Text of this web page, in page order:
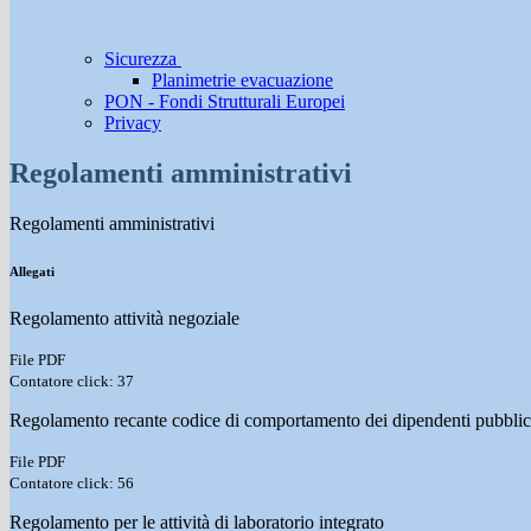
Sicurezza
Planimetrie evacuazione
PON - Fondi Strutturali Europei
Privacy
Regolamenti amministrativi
Regolamenti amministrativi
Allegati
Regolamento attività negoziale
File PDF
Contatore click: 37
Regolamento recante codice di comportamento dei dipendenti
File PDF
Contatore click: 56
Regolamento per le attività di laboratorio integrato